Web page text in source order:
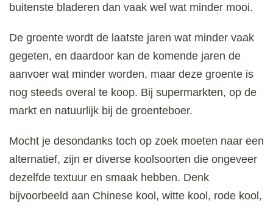
buitenste bladeren dan vaak wel wat minder mooi.
De groente wordt de laatste jaren wat minder vaak
gegeten, en daardoor kan de komende jaren de
aanvoer wat minder worden, maar deze groente is
nog steeds overal te koop. Bij supermarkten, op de
markt en natuurlijk bij de groenteboer.
Mocht je desondanks toch op zoek moeten naar een
alternatief, zijn er diverse koolsoorten die ongeveer
dezelfde textuur en smaak hebben. Denk
bijvoorbeeld aan Chinese kool, witte kool, rode kool,